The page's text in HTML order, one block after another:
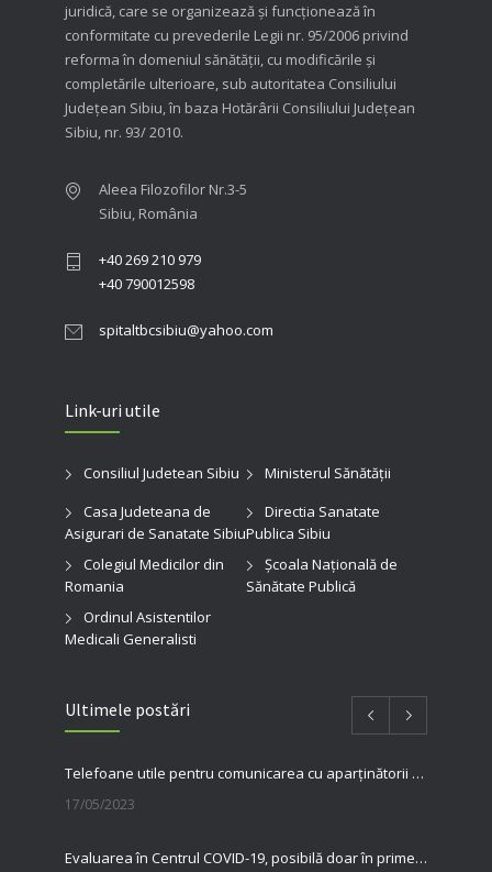
juridică, care se organizează şi funcţionează în
conformitate cu prevederile Legii nr. 95/2006 privind
reforma în domeniul sănătăţii, cu modificările şi
completările ulterioare, sub autoritatea Consiliului
Judeţean Sibiu, în baza Hotărârii Consiliului Judeţean
Sibiu, nr. 93/ 2010.
Aleea Filozofilor Nr.3-5
Sibiu, România
+40 269 210 979
+40 790012598
spitaltbcsibiu@yahoo.com
Link-uri utile
Consiliul Judetean Sibiu
Ministerul Sănătății
Casa Judeteana de
Asigurari de Sanatate Sibiu
Directia Sanatate
Publica Sibiu
Colegiul Medicilor din
Romania
Şcoala Naţională de
Sănătate Publică
Ordinul Asistentilor
Medicali Generalisti
Ultimele postări
Telefoane utile pentru comunicarea cu aparținătorii pacienților internați în spitalul nostru
17/05/2023
Evaluarea în Centrul COVID-19, posibilă doar în primele 5 zile de la pozitivare